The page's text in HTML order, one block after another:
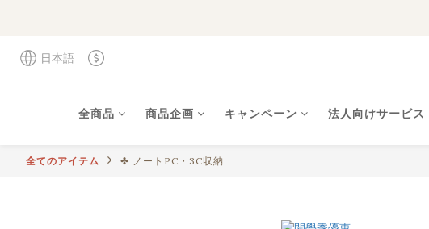
日本語
全商品 商品企画 キャンペーン 法人向けサービス
全てのアイテム ✤ ノートPC・3C収納